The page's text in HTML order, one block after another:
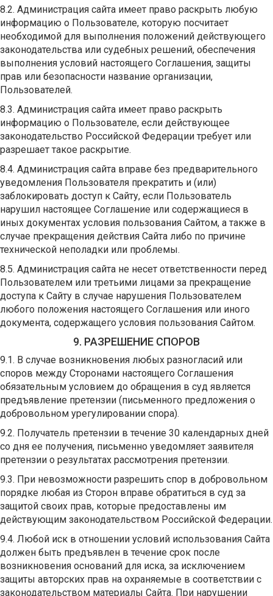
8.2. Администрация сайта имеет право раскрыть любую
информацию о Пользователе, которую посчитает
необходимой для выполнения положений действующего
законодательства или судебных решений, обеспечения
выполнения условий настоящего Соглашения, защиты
прав или безопасности название организации,
Пользователей.
8.3. Администрация сайта имеет право раскрыть
информацию о Пользователе, если действующее
законодательство Российской Федерации требует или
разрешает такое раскрытие.
8.4. Администрация сайта вправе без предварительного
уведомления Пользователя прекратить и (или)
заблокировать доступ к Сайту, если Пользователь
нарушил настоящее Соглашение или содержащиеся в
иных документах условия пользования Сайтом, а также в
случае прекращения действия Сайта либо по причине
технической неполадки или проблемы.
8.5. Администрация сайта не несет ответственности перед
Пользователем или третьими лицами за прекращение
доступа к Сайту в случае нарушения Пользователем
любого положения настоящего Соглашения или иного
документа, содержащего условия пользования Сайтом.
9. РАЗРЕШЕНИЕ СПОРОВ
9.1. В случае возникновения любых разногласий или
споров между Сторонами настоящего Соглашения
обязательным условием до обращения в суд является
предъявление претензии (письменного предложения о
добровольном урегулировании спора).
9.2. Получатель претензии в течение 30 календарных дней
со дня ее получения, письменно уведомляет заявителя
претензии о результатах рассмотрения претензии.
9.3. При невозможности разрешить спор в добровольном
порядке любая из Сторон вправе обратиться в суд за
защитой своих прав, которые предоставлены им
действующим законодательством Российской Федерации.
9.4. Любой иск в отношении условий использования Сайта
должен быть предъявлен в течение срок после
возникновения оснований для иска, за исключением
защиты авторских прав на охраняемые в соответствии с
законодательством материалы Сайта. При нарушении